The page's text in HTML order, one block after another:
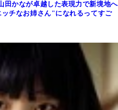
田かなが卓越した表現力で新境地へ
ッチなお姉さん"になれるってすご